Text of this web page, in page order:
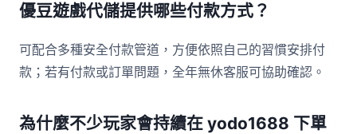
優豆遊戲代儲提供哪些付款方式？
可配合多種安全付款管道，方便依照自己的習慣安排付
款；若有付款或訂單問題，全年無休客服可協助確認。
為什麼不少玩家會持續在 yodo1688 下單